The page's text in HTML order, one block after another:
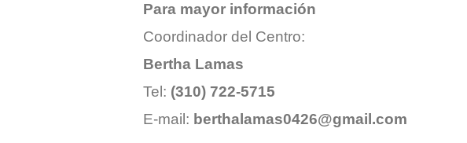
Para mayor información
Coordinador del Centro:
Bertha Lamas
Tel: (310) 722-5715
E-mail: berthalamas0426@gmail.com